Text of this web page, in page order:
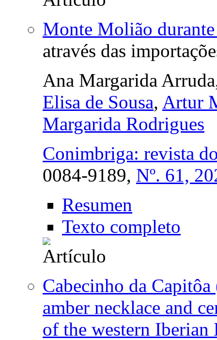
Monte Molião
através das
Ana Margarida
Elisa de Sousa, Artur
Margarida Rodrigues
Conimbriga: revista
0084-9189, Nº. 61,
Resumen
Texto completo
Cabecinho da
amber necklace and
of the western